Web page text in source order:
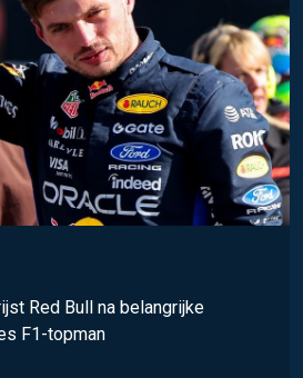
Red Bull na belangrijke
F1-topman